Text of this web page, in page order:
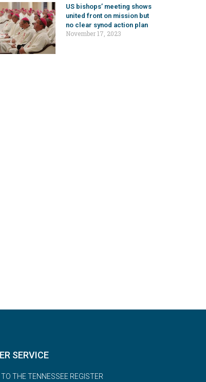
US bishops’ meeting shows
united front on mission but
no clear synod action plan
November 17, 2023
SERVICE
THE TENNESSEE REGISTER